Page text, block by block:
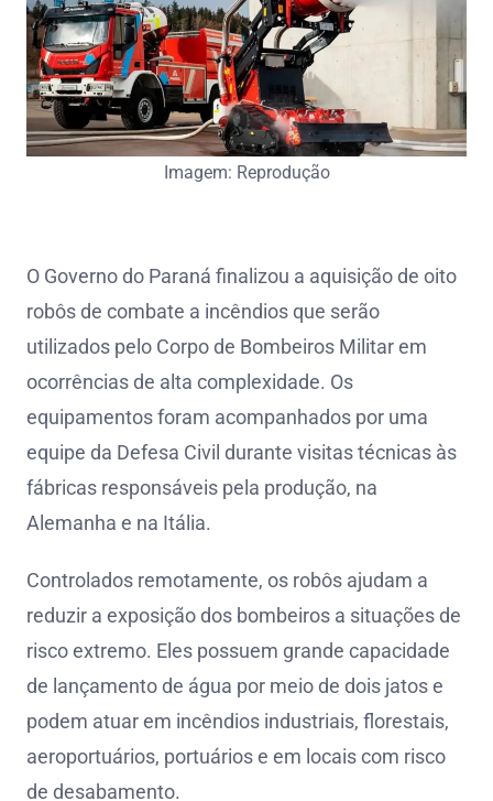
Imagem: Reprodução
O Governo do Paraná finalizou a aquisição de oito
robôs de combate a incêndios que serão
utilizados pelo Corpo de Bombeiros Militar em
ocorrências de alta complexidade. Os
equipamentos foram acompanhados por uma
equipe da Defesa Civil durante visitas técnicas às
fábricas responsáveis pela produção, na
Alemanha e na Itália.
Controlados remotamente, os robôs ajudam a
reduzir a exposição dos bombeiros a situações de
risco extremo. Eles possuem grande capacidade
de lançamento de água por meio de dois jatos e
podem atuar em incêndios industriais, florestais,
aeroportuários, portuários e em locais com risco
de desabamento.